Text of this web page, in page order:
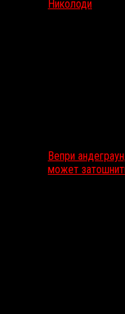
Николоди
Вепри
может